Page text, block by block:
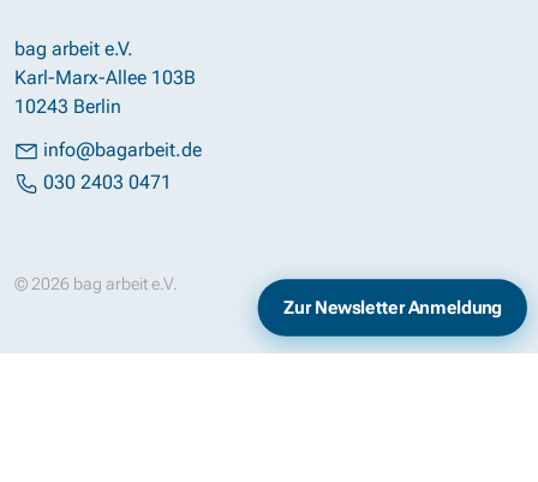
bag arbeit e.V.
Karl-Marx-Allee 103B
10243 Berlin
info@bagarbeit.de
030 2403 0471
© 2026 bag arbeit e.V. Datenschutz
Zur Newsletter Anmeldung